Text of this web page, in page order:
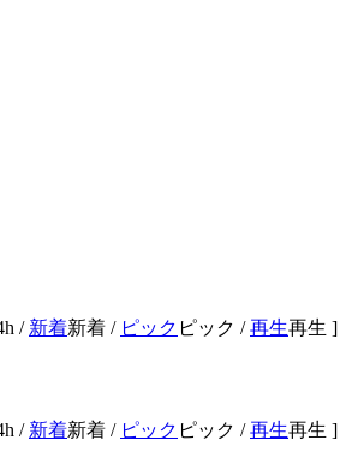
/ 新着新着 / ピック ピック /再生再生 ]
/ 新着新着 / ピック ピック /再生再生 ]